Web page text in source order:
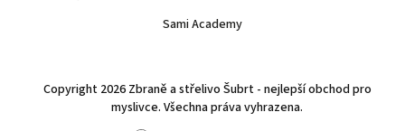
Sami Academy
Copyright 2026 Zbraně a střelivo Šubrt - nejlepší obchod pro
myslivce. Všechna práva vyhrazena.